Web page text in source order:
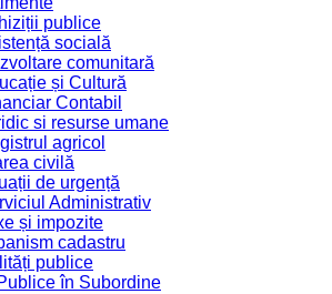
publice
socială
comunitară
și Cultură
Contabil
si resurse umane
agricol
civilă
de urgență
Administrativ
și impozite
cadastru
publice
în Subordine